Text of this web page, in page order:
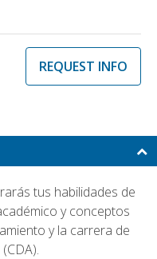
REQUEST INFO
tus habilidades de
y conceptos
y la carrera de